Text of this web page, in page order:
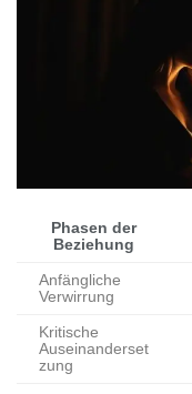
Phasen der
Beziehung
Anfängliche
Verwirrung
Kritische
Auseinanderset
zung